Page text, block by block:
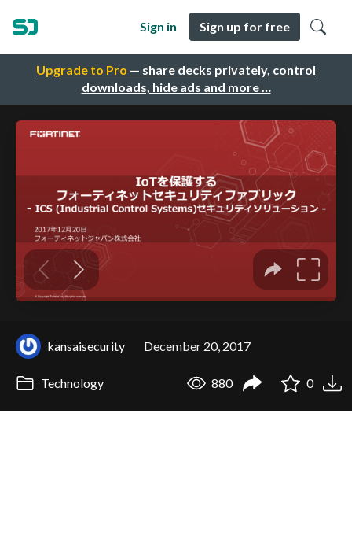
Upgrade to Pro — share decks privately, control
downloads, hide ads and more …
Sign in Sign up for free
kansaisecurity December 20, 2017
Technology 880 0